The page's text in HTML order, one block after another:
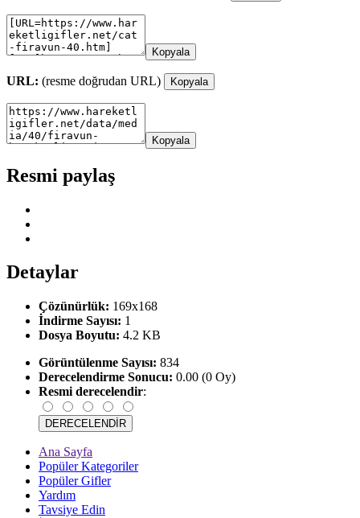
Kopyala
URL: (resme doğrudan URL) Kopyala
Kopyala
Resmi paylaş
Detaylar
Çözünürlük: 169x168
İndirme Sayısı: 1
Dosya Boyutu: 4.2 KB
Görüntülenme Sayısı: 834
Derecelendirme Sonucu: 0.00 (0 Oy)
Resmi derecelendir:
Ana Sayfa
Popüler Kategoriler
Popüler Gifler
Yardım
Tavsiye Edin